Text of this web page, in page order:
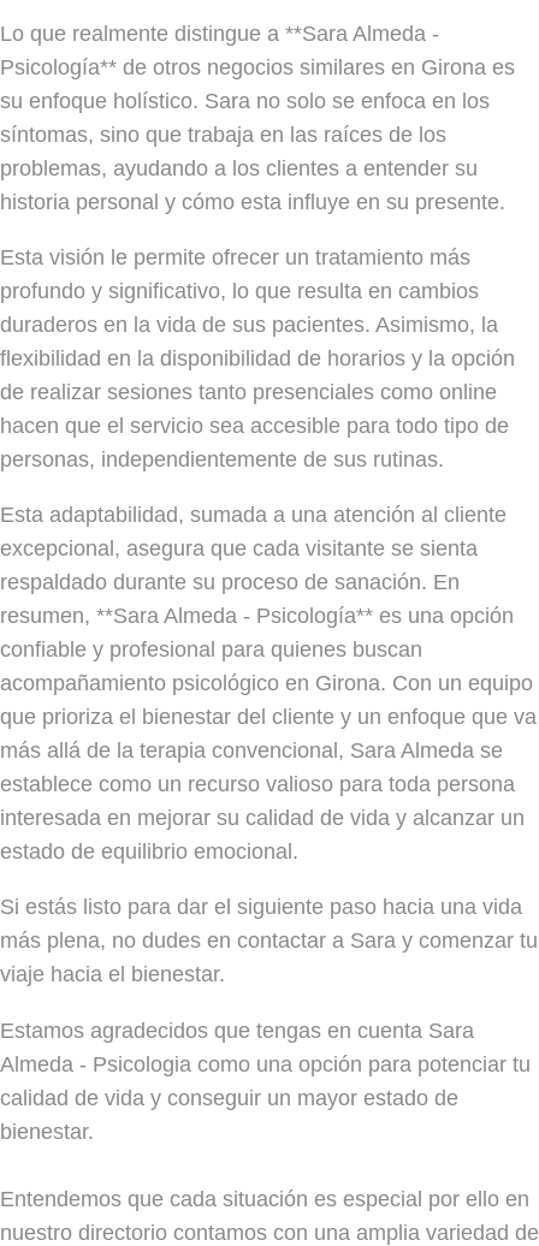
Lo que realmente distingue a **Sara Almeda -
Psicología** de otros negocios similares en Girona es
su enfoque holístico. Sara no solo se enfoca en los
síntomas, sino que trabaja en las raíces de los
problemas, ayudando a los clientes a entender su
historia personal y cómo esta influye en su presente.
Esta visión le permite ofrecer un tratamiento más
profundo y significativo, lo que resulta en cambios
duraderos en la vida de sus pacientes. Asimismo, la
flexibilidad en la disponibilidad de horarios y la opción
de realizar sesiones tanto presenciales como online
hacen que el servicio sea accesible para todo tipo de
personas, independientemente de sus rutinas.
Esta adaptabilidad, sumada a una atención al cliente
excepcional, asegura que cada visitante se sienta
respaldado durante su proceso de sanación. En
resumen, **Sara Almeda - Psicología** es una opción
confiable y profesional para quienes buscan
acompañamiento psicológico en Girona. Con un equipo
que prioriza el bienestar del cliente y un enfoque que va
más allá de la terapia convencional, Sara Almeda se
establece como un recurso valioso para toda persona
interesada en mejorar su calidad de vida y alcanzar un
estado de equilibrio emocional.
Si estás listo para dar el siguiente paso hacia una vida
más plena, no dudes en contactar a Sara y comenzar tu
viaje hacia el bienestar.
Estamos agradecidos que tengas en cuenta Sara
Almeda - Psicologia como una opción para potenciar tu
calidad de vida y conseguir un mayor estado de
bienestar.
Entendemos que cada situación es especial por ello en
nuestro directorio contamos con una amplia variedad de